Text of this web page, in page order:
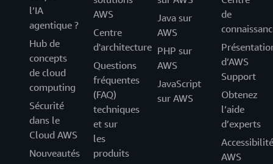
l’IA
agentique ?
Hub de
concepts
de cloud
computing
Sécurité
dans le
Cloud AWS
Nouveautés
AWS
Centre
d'architecture
Questions
fréquentes
(FAQ)
techniques
et sur
les
produits
Java sur
AWS
PHP sur
AWS
JavaScript
sur AWS
de
d’AWS
Support
Obtenez
l’aide
d’experts
Accessibilité
AWS